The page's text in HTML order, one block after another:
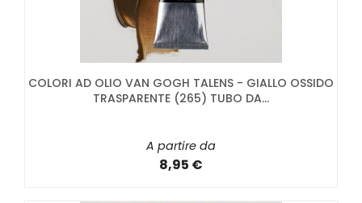
COLORI AD OLIO VAN GOGH TALENS - GIALLO OSSIDO
TRASPARENTE (265) TUBO DA...
A partire da
8,95 €